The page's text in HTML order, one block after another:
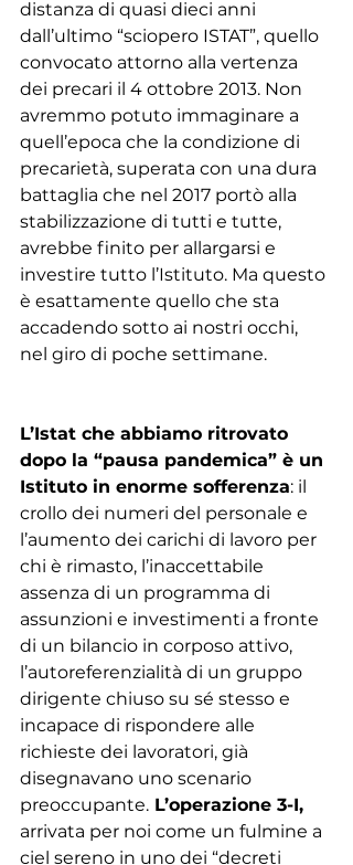
distanza di quasi dieci anni
dall’ultimo “sciopero ISTAT”, quello
convocato attorno alla vertenza
dei precari il 4 ottobre 2013. Non
avremmo potuto immaginare a
quell’epoca che la condizione di
precarietà, superata con una dura
battaglia che nel 2017 portò alla
stabilizzazione di tutti e tutte,
avrebbe finito per allargarsi e
investire tutto l’Istituto. Ma questo
è esattamente quello che sta
accadendo sotto ai nostri occhi,
nel giro di poche settimane.
L’Istat che abbiamo ritrovato
dopo la “pausa pandemica” è un
Istituto in enorme sofferenza: il
crollo dei numeri del personale e
l’aumento dei carichi di lavoro per
chi è rimasto, l’inaccettabile
assenza di un programma di
assunzioni e investimenti a fronte
di un bilancio in corposo attivo,
l’autoreferenzialità di un gruppo
dirigente chiuso su sé stesso e
incapace di rispondere alle
richieste dei lavoratori, già
disegnavano uno scenario
preoccupante. L’operazione 3-I,
arrivata per noi come un fulmine a
ciel sereno in uno dei “decreti